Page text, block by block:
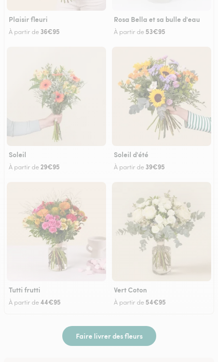
Plaisir fleuri
À partir de 36€95
Rosa Bella et sa bulle d'eau
À partir de 53€95
Soleil
À partir de 29€95
Soleil d'été
À partir de 39€95
Tutti frutti
À partir de44€95
Vert Coton
À partir de 54€95
Faire livrer des fleurs